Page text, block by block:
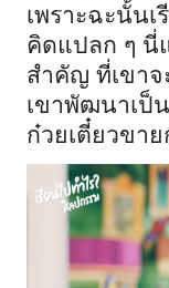
เพราะฉะนั้น
คิดแปลก ๆ นี่
สำคัญ ที่เขา
เขาพัฒนาเป็
ก๋วยเตี๋ยวขา